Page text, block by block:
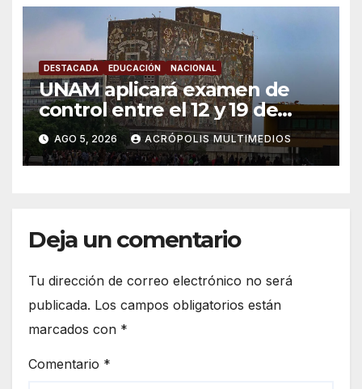
DESTACADA EDUCACIÓN NACIONAL
UNAM aplicará examen de
control entre el 12 y 19 de
agosto tras polémica por
resultados
AGO 5, 2026 ACRÓPOLIS MULTIMEDIOS
Deja un comentario
Tu dirección de correo electrónico no será
publicada. Los campos obligatorios están
marcados con *
Comentario *